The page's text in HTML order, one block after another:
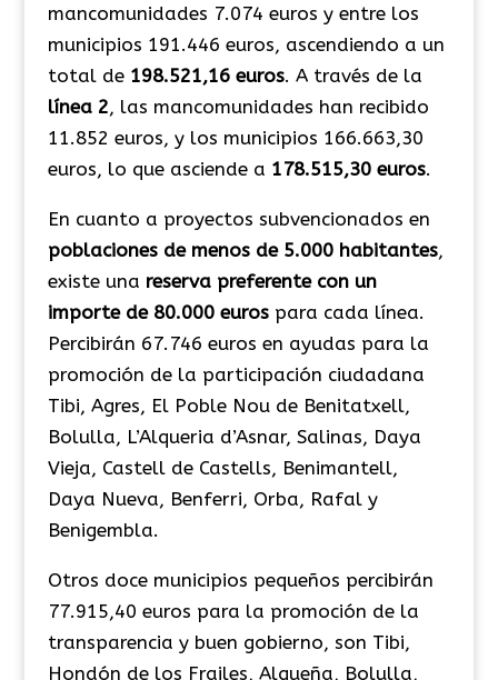
mancomunidades 7.074 euros y entre los
municipios 191.446 euros, ascendiendo a un
total de 198.521,16 euros. A través de la
línea 2, las mancomunidades han recibido
11.852 euros, y los municipios 166.663,30
euros, lo que asciende a 178.515,30 euros.
En cuanto a proyectos subvencionados en
poblaciones de menos de 5.000 habitantes,
existe una reserva preferente con un
importe de 80.000 euros para cada línea.
Percibirán 67.746 euros en ayudas para la
promoción de la participación ciudadana
Tibi, Agres, El Poble Nou de Benitatxell,
Bolulla, L’Alqueria d’Asnar, Salinas, Daya
Vieja, Castell de Castells, Benimantell,
Daya Nueva, Benferri, Orba, Rafal y
Benigembla.
Otros doce municipios pequeños percibirán
77.915,40 euros para la promoción de la
transparencia y buen gobierno, son Tibi,
Hondón de los Frailes, Algueña, Bolulla,